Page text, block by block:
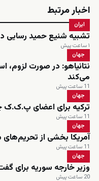
اخبار مرتبط
ایران
تشبیه شنیع حمید رسایی
۱ ساعت پیش
جهان
نتانیاهو: در صورت لزوم،
می‌کند
11 ساعت پیش
جهان
ترکیه برای اعضای پ.ک.ک
11 ساعت پیش
جهان
آمریکا بخشی از تحریم‌های
11 ساعت پیش
جهان
وزیر خارجه سوریه برای
20 ساعت پیش